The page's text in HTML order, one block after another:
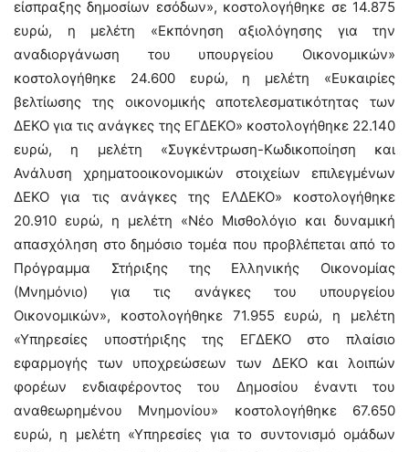
είσπραξης δημοσίων εσόδων», κοστολογήθηκε σε 14.875
ευρώ, η μελέτη «Εκπόνηση αξιολόγησης για την
αναδιοργάνωση του υπουργείου Οικονομικών»
κοστολογήθηκε 24.600 ευρώ, η μελέτη «Ευκαιρίες
βελτίωσης της οικονομικής αποτελεσματικότητας των
ΔΕΚΟ για τις ανάγκες της ΕΓΔΕΚΟ» κοστολογήθηκε 22.140
ευρώ, η μελέτη «Συγκέντρωση-Κωδικοποίηση και
Ανάλυση χρηματοοικονομικών στοιχείων επιλεγμένων
ΔΕΚΟ για τις ανάγκες της ΕΛΔΕΚΟ» κοστολογήθηκε
20.910 ευρώ, η μελέτη «Νέο Μισθολόγιο και δυναμική
απασχόληση στο δημόσιο τομέα που προβλέπεται από το
Πρόγραμμα Στήριξης της Ελληνικής Οικονομίας
(Μνημόνιο) για τις ανάγκες του υπουργείου
Οικονομικών», κοστολογήθηκε 71.955 ευρώ, η μελέτη
«Υπηρεσίες υποστήριξης της ΕΓΔΕΚΟ στο πλαίσιο
εφαρμογής των υποχρεώσεων των ΔΕΚΟ και λοιπών
φορέων ενδιαφέροντος του Δημοσίου έναντι του
αναθεωρημένου Μνημονίου» κοστολογήθηκε 67.650
ευρώ, η μελέτη «Υπηρεσίες για το συντονισμό ομάδων